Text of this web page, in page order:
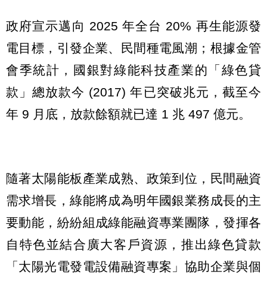
政府宣示邁向 2025 年全台 20% 再生能源發
電目標，引發企業、民間種電風潮；根據金管
會季統計，國銀對綠能科技產業的「綠色貸
款」總放款今 (2017) 年已突破兆元，截至今
年 9 月底，放款餘額就已達 1 兆 497 億元。
隨著太陽能板產業成熟、政策到位，民間融資
需求增長，綠能將成為明年國銀業務成長的主
要動能，紛紛組成綠能融資專業團隊，發揮各
自特色並結合廣大客戶資源，推出綠色貸款
「太陽光電發電設備融資專案」協助企業與個